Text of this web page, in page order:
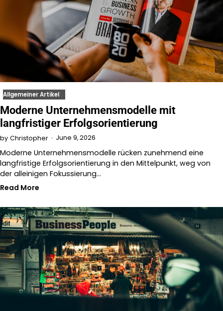
Allgemeiner Artikel
Moderne Unternehmensmodelle mit
langfristiger Erfolgsorientierung
by Christopher June 9, 2026
Moderne Unternehmensmodelle rücken zunehmend eine
langfristige Erfolgsorientierung in den Mittelpunkt, weg von
der alleinigen Fokussierung…
Read More